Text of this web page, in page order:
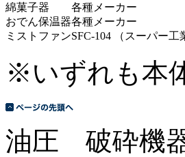
綿菓子器
各種メーカー
おでん保温器各種メーカー
ミストファンSFC-104 （スーパー工
※いずれも本
油圧 破砕機